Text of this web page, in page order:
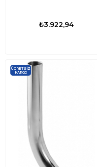
₺3.922,94
ÜCRETSIZ
KARGO